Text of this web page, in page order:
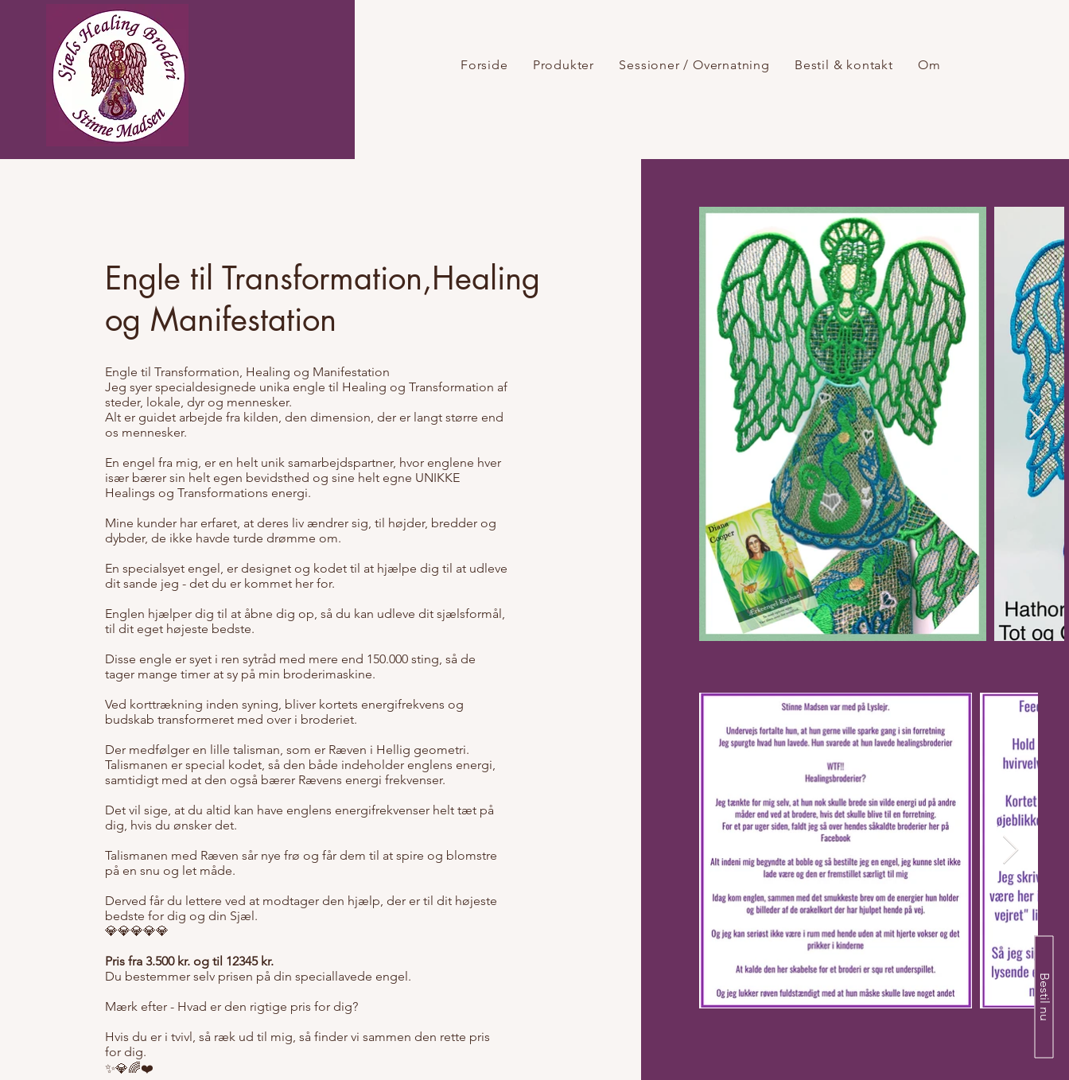
Forside Produkter Sessioner / Overnatning Bestil & kontakt Om
Bestil nu
Engle til Transformation,Healing
og Manifestation
Engle til Transformation, Healing og Manifestation
Jeg syer specialdesignede unika engle til Healing og Transformation af
steder, lokale, dyr og mennesker.
Alt er guidet arbejde fra kilden, den dimension, der er langt større end
os mennesker.
En engel fra mig, er en helt unik samarbejdspartner, hvor englene hver
især bærer sin helt egen bevidsthed og sine helt egne UNIKKE
Healings og Transformations energi.
Mine kunder har erfaret, at deres liv ændrer sig, til højder, bredder og
dybder, de ikke havde turde drømme om.
En specialsyet engel, er designet og kodet til at hjælpe dig til at udleve
dit sande jeg - det du er kommet her for.
Englen hjælper dig til at åbne dig op, så du kan udleve dit sjælsformål,
til dit eget højeste bedste.
Disse engle er syet i ren sytråd med mere end 150.000 sting, så de
tager mange timer at sy på min broderimaskine.
Ved korttrækning inden syning, bliver kortets energifrekvens og
budskab transformeret med over i broderiet.
Der medfølger en lille talisman, som er Ræven i Hellig geometri.
Talismanen er special kodet, så den både indeholder englens energi,
samtidigt med at den også bærer Rævens energi frekvenser.
Det vil sige, at du altid kan have englens energifrekvenser helt tæt på
dig, hvis du ønsker det.
Talismanen med Ræven sår nye frø og får dem til at spire og blomstre
på en snu og let måde.
Derved får du lettere ved at modtager den hjælp, der er til dit højeste
bedste for dig og din Sjæl.
💎💎💎💎💎
Pris fra 3.500 kr. og til 12345 kr.
Du bestemmer selv prisen på din speciallavede engel.
Mærk efter - Hvad er den rigtige pris for dig?
Hvis du er i tvivl, så ræk ud til mig, så finder vi sammen den rette pris
for dig.
✨💎🌈❤️